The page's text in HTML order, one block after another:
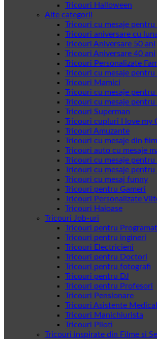
Tricouri Halloween
Alte categorii
Tricouri cu mesaje
Tricouri aniversare cu
Tricouri Aniversare 50 ani
Tricouri Aniversare 40 ani
Tricouri Personalizate
Tricouri cu mesaje pentru
Tricouri Mamici
Tricouri cu mesaje
Tricouri cu mesaje pentru
Tricouri Superman
Tricouri cupluri I love my
Tricouri Amuzante
Tricouri cu mesaje din
Tricouri auto cu mesaje
Tricouri cu mesaje pentru
Tricouri cu mesaje pentru
Tricouri cu mesaj funny
Tricouri pentru Gameri
Tricouri Personalizate
Tricouri Haioase
Tricouri Job-uri
Tricouri pentru
Tricouri pentru ingineri
Tricouri Electricieni
Tricouri pentru Doctori
Tricouri pentru fotografi
Tricouri pentru DJ
Tricouri pentru Profesori
Tricouri Pensionare
Tricouri Asistente
Tricouri Manichiurista
Tricouri Piloti
Tricouri inspirate din Filme si